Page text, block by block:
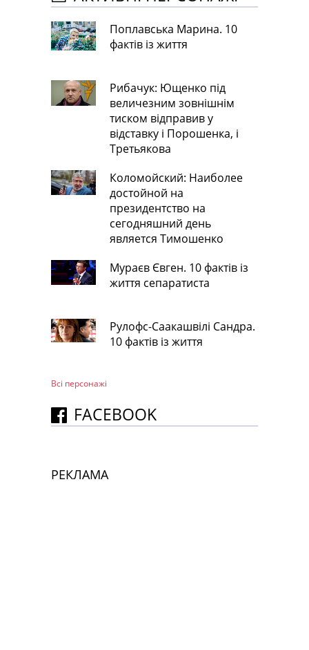
Поплавська Марина. 10
фактів із життя
Рибачук: Ющенко під
величезним зовнішнім
тиском відправив у
відставку і Порошенка, і
Третьякова
Коломойский: Наиболее
достойной на
президентство на
сегодняшний день
является Тимошенко
Мураєв Євген. 10 фактів із
життя сепаратиста
Рулофс-Саакашвілі Сандра.
10 фактів із життя
Всі персонажi
FACEBOOK
РЕКЛАМА